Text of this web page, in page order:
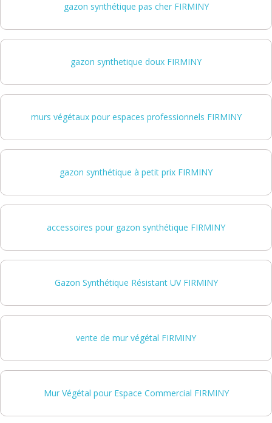
gazon synthétique pas cher FIRMINY
gazon synthetique doux FIRMINY
murs végétaux pour espaces professionnels FIRMINY
gazon synthétique à petit prix FIRMINY
accessoires pour gazon synthétique FIRMINY
Gazon Synthétique Résistant UV FIRMINY
vente de mur végétal FIRMINY
Mur Végétal pour Espace Commercial FIRMINY